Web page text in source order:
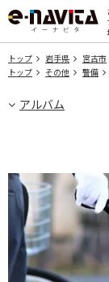
トップ 岩手県 宮古市
トップ
その他 警備
アルバム